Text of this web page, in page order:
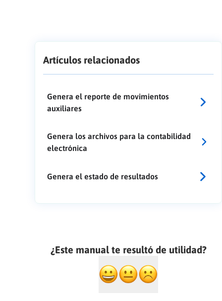
Artículos relacionados
Genera el reporte de movimientos
auxiliares
Genera los archivos para la contabilidad
electrónica
Genera el estado de resultados
¿Este manual te resultó de utilidad?